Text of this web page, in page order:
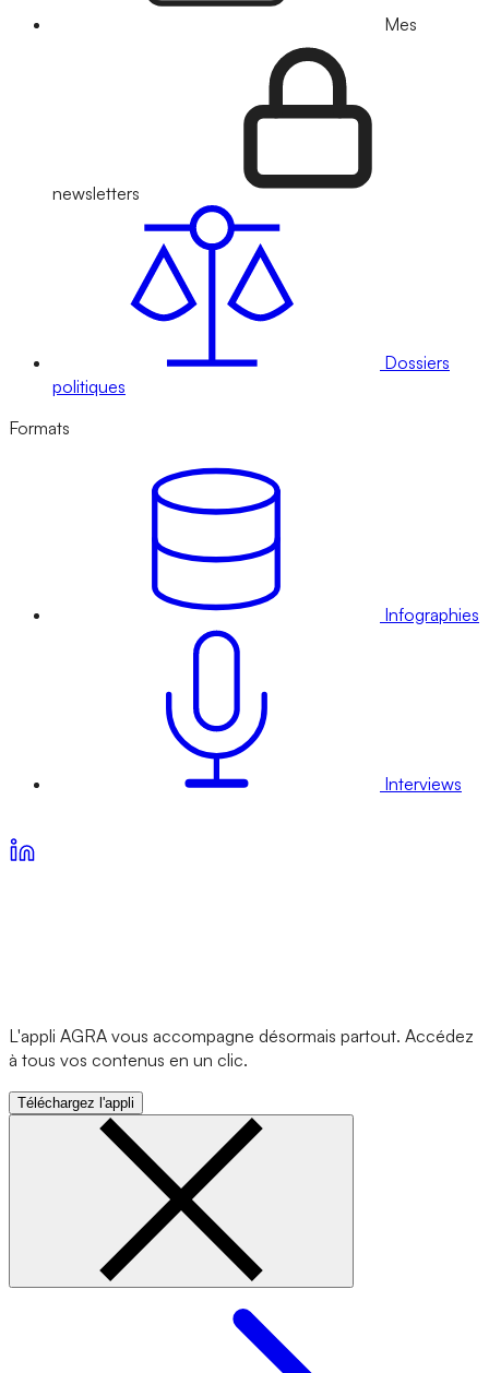
Mes
newsletters
Dossiers
politiques
Formats
Infographies
Interviews
L'appli AGRA vous accompagne désormais partout. Accédez
à tous vos contenus en un clic.
Téléchargez l'appli